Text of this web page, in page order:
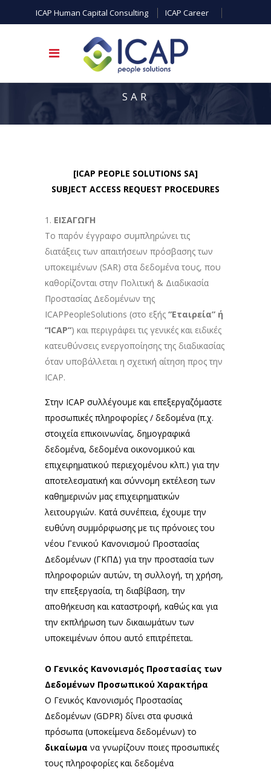
ICAP Human Capital Consulting ICAP Career
SAR
[ICAP PEOPLE SOLUTIONS SA]
SUBJECT ACCESS REQUEST PROCEDURES
ΕΙΣΑΓΩΓΗ
Το παρόν έγγραφο συμπληρώνει τις
διατάξεις των απαιτήσεων πρόσβασης των
υποκειμένων (SAR) στα δεδομένα τους, που
καθορίζονται στην Πολιτική & Διαδικασία
Προστασίας Δεδομένων της
ICAPPeopleSolutions (στο εξής “Εταιρεία” ή
“ICAP“) και περιγράφει τις γενικές και ειδικές
κατευθύνσεις ενεργοποίησης της διαδικασίας
όταν υποβάλλεται η σχετική αίτηση προς την
ICAP.
Στην ICAP συλλέγουμε και επεξεργαζόμαστε
προσωπικές πληροφορίες / δεδομένα (π.χ.
στοιχεία επικοινωνίας, δημογραφικά
δεδομένα, δεδομένα οικονομικού και
επιχειρηματικού περιεχομένου κλπ.) για την
αποτελεσματική και σύννομη εκτέλεση των
καθημερινών μας επιχειρηματικών
λειτουργιών. Κατά συνέπεια, έχουμε την
ευθύνη συμμόρφωσης με τις πρόνοιες του
νέου Γενικού Κανονισμού Προστασίας
Δεδομένων (ΓΚΠΔ) για την προστασία των
πληροφοριών αυτών, τη συλλογή, τη χρήση,
την επεξεργασία, τη διαβίβαση, την
αποθήκευση και καταστροφή, καθώς και για
την εκπλήρωση των δικαιωμάτων των
υποκειμένων όπου αυτό επιτρέπεται.
Ο Γενικός Κανονισμός Προστασίας των
Δεδομένων Προσωπικού Χαρακτήρα
Ο Γενικός Κανονισμός Προστασίας
Δεδομένων (GDPR) δίνει στα φυσικά
πρόσωπα (υποκείμενα δεδομένων) το
δικαίωμα να γνωρίζουν ποιες προσωπικές
τους πληροφορίες και δεδομένα